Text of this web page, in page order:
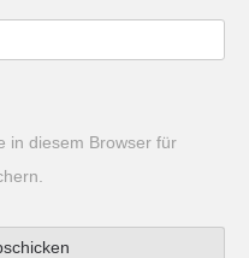
in diesem Browser für